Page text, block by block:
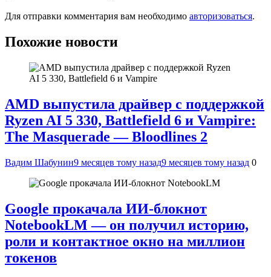
Для отправки комментария вам необходимо авторизоваться.
Похожие новости
AMD выпустила драйвер с поддержкой
Ryzen AI 5 330, Battlefield 6 и Vampire:
The Masquerade — Bloodlines 2
Вадим Шабунин9 месяцев тому назад9 месяцев тому назад 0
Google прокачала ИИ-блокнот
NotebookLM — он получил историю,
роли и контактное окно на миллион
токенов